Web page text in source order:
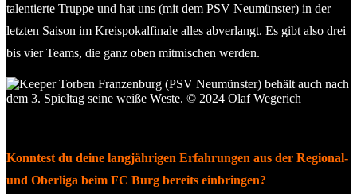
talentierte Truppe und hat uns (mit dem PSV Neumünster) in der
letzten Saison im Kreispokalfinale alles abverlangt. Es gibt also drei
bis vier Teams, die ganz oben mitmischen werden.
Konntest du deine langjährigen Erfahrungen aus der Regional-
und Oberliga beim FC Burg bereits einbringen?